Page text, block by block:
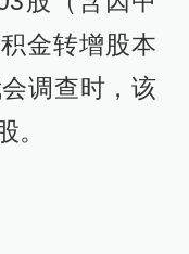
金转增股本
调查时，该
。